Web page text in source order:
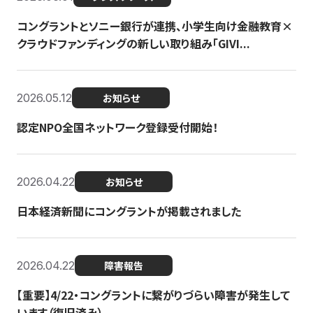
コングラントとソニー銀行が連携、小学生向け金融教育×
クラウドファンディングの新しい取り組み「GIVI...
2026.05.12 お知らせ
認定NPO全国ネットワーク登録受付開始！
2026.04.22 お知らせ
日本経済新聞にコングラントが掲載されました
2026.04.22 障害報告
【重要】4/22・コングラントに繋がりづらい障害が発生して